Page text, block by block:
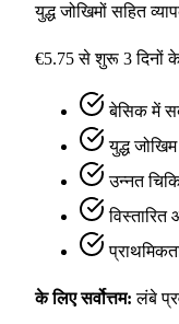
युद्ध जोखिमों सहित
€5.75 से शुरू 3 दिनों
बेसिक में
युद्ध
उन्नत
विस्तारित
के लिए सर्वोत्तम: लंबे